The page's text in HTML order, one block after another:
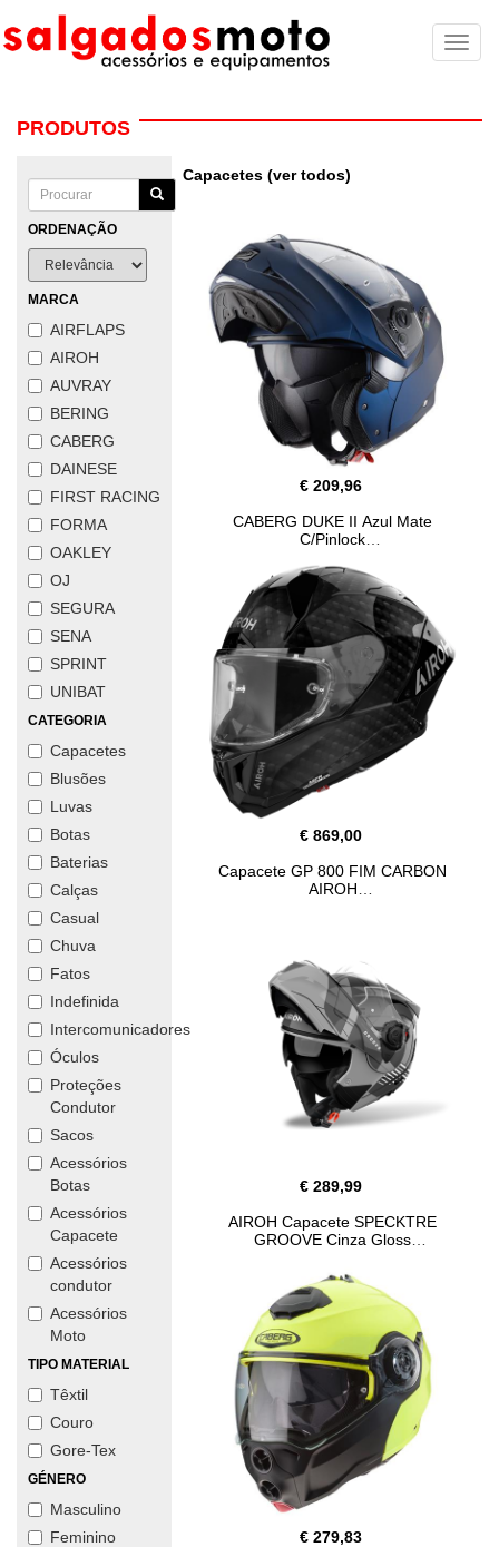
PRODUTOS
ORDENAÇÃO
MARCA
AIRFLAPS
AIROH
AUVRAY
BERING
CABERG
DAINESE
FIRST RACING
FORMA
OAKLEY
OJ
SEGURA
SENA
SPRINT
UNIBAT
CATEGORIA
Capacetes
Blusões
Luvas
Botas
Baterias
Calças
Casual
Chuva
Fatos
Indefinida
Intercomunicadores
Óculos
Proteções
Condutor
Sacos
Acessórios
Botas
Acessórios
Capacete
Acessórios
condutor
Acessórios
Moto
TIPO MATERIAL
Têxtil
Couro
Gore-Tex
GÉNERO
Masculino
Feminino
Capacetes (ver todos)
€ 209,96
CABERG DUKE II Azul Mate
C/Pinlock
€ 869,00
Capacete GP 800 FIM CARBON
AIROH
€ 289,99
AIROH Capacete SPECKTRE
GROOVE Cinza Gloss
€ 279,83